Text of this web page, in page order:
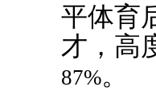
平体育
才，高
87%。